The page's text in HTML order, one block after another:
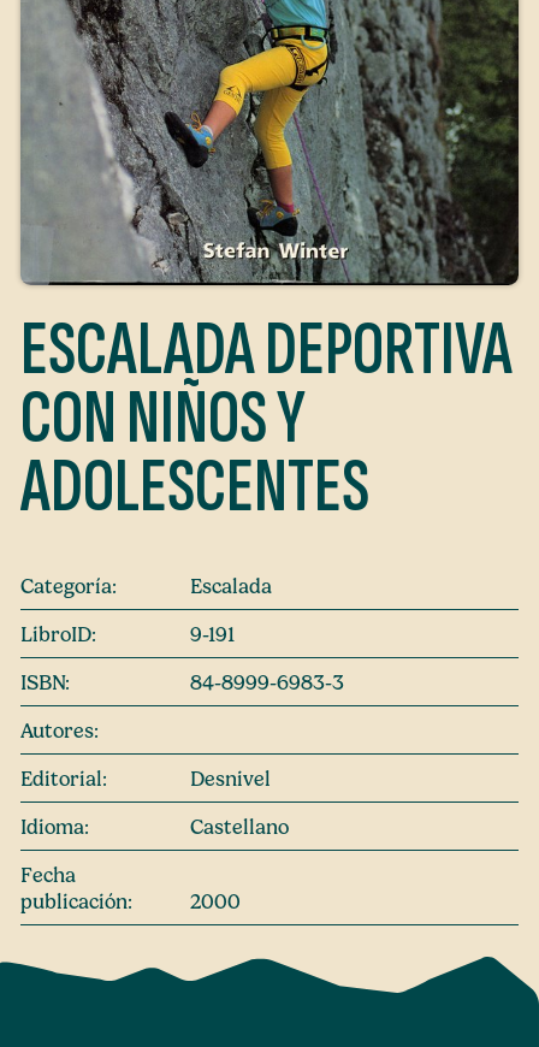
ESCALADA DEPORTIVA
CON NIÑOS Y
ADOLESCENTES
Categoría:
Escalada
LibroID:
9-191
ISBN:
84-8999-6983-3
Autores:
Editorial:
Desnivel
Idioma:
Castellano
Fecha
publicación:
2000